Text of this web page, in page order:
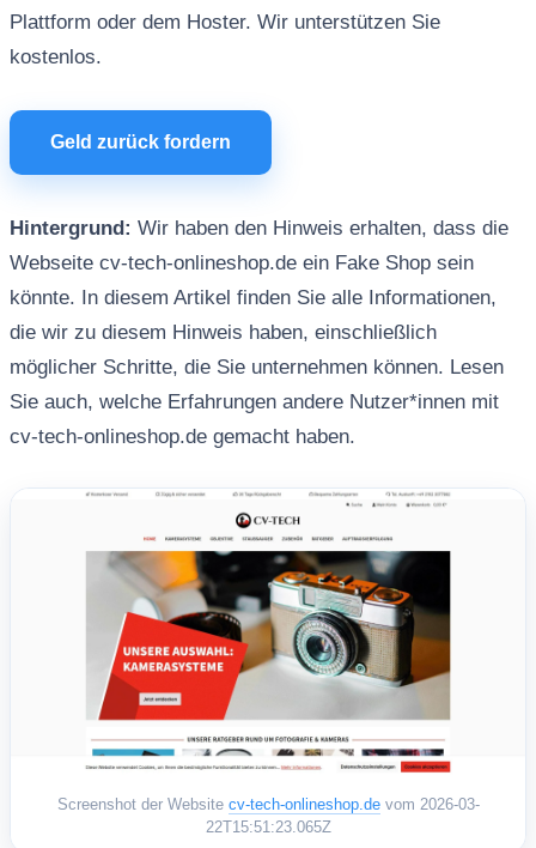
Plattform oder dem Hoster. Wir unterstützen Sie
kostenlos.
Geld zurück fordern
Hintergrund: Wir haben den Hinweis erhalten, dass die
Webseite cv-tech-onlineshop.de ein Fake Shop sein
könnte. In diesem Artikel finden Sie alle Informationen,
die wir zu diesem Hinweis haben, einschließlich
möglicher Schritte, die Sie unternehmen können. Lesen
Sie auch, welche Erfahrungen andere Nutzer*innen mit
cv-tech-onlineshop.de gemacht haben.
Screenshot der Website cv-tech-onlineshop.devom 2026-03-
22T15:51:23.065Z